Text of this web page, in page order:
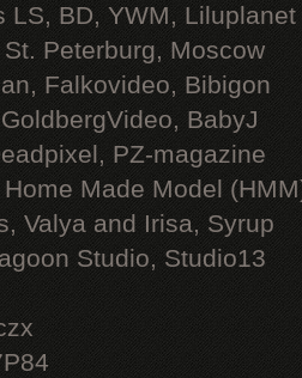
LS, BD, YWM, Liluplanet
Peterburg, Moscow
Falkovideo, Bibigon
BabyJ
PZ-magazine
Made Model
Valya and Irisa, Syrup
Studio, Studio13